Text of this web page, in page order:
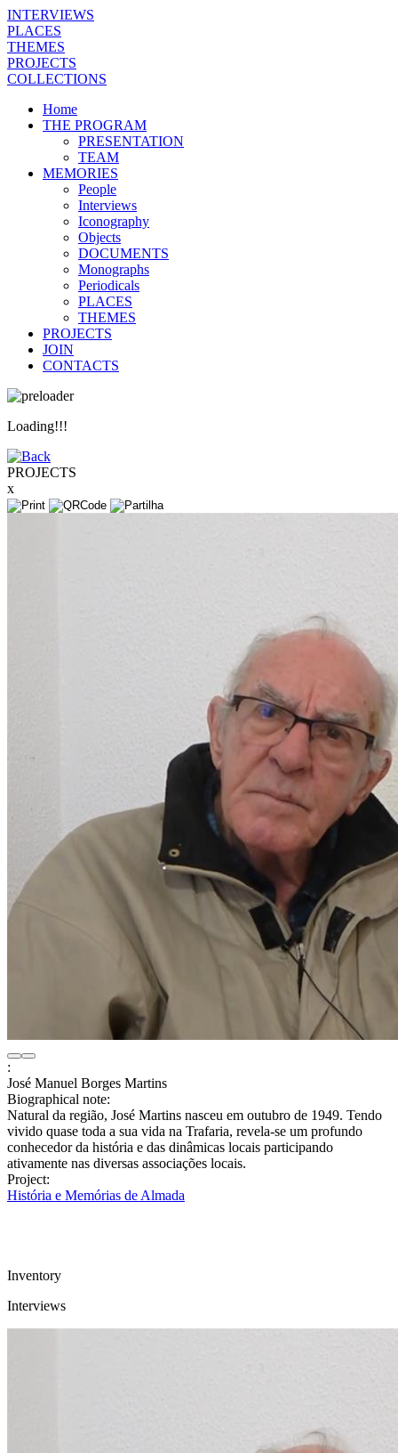
INTERVIEWS
PLACES
THEMES
PROJECTS
COLLECTIONS
Home
THE PROGRAM
PRESENTATION
TEAM
MEMORIES
People
Interviews
Iconography
Objects
DOCUMENTS
Monographs
Periodicals
PLACES
THEMES
PROJECTS
JOIN
CONTACTS
Loading!!!
PROJECTS
x
:
José Manuel Borges Martins
Biographical note:
Natural da região, José Martins nasceu em outubro de 1949. Tendo
vivido quase toda a sua vida na Trafaria, revela-se um profundo
conhecedor da história e das dinâmicas locais participando
ativamente nas diversas associações locais.
Project:
História e Memórias de Almada
Inventory
Interviews